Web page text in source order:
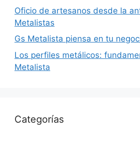
Oficio de artesanos desde la
Metalistas
Gs Metalista piensa en tu
Los perfiles metálicos:
Metalista
Categorías